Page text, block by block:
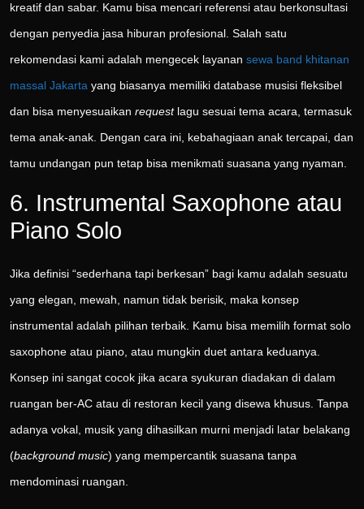
kreatif dan sabar. Kamu bisa mencari referensi atau berkonsultasi
dengan penyedia jasa hiburan profesional. Salah satu
rekomendasi kami adalah mengecek layanan sewa band khitanan
massal Jakarta yang biasanya memiliki database musisi fleksibel
dan bisa menyesuaikan requestlagu sesuai tema acara, termasuk
tema anak-anak. Dengan cara ini, kebahagiaan anak tercapai, dan
tamu undangan pun tetap bisa menikmati suasana yang nyaman.
6. Instrumental Saxophone atau
Piano Solo
Jika definisi “sederhana tapi berkesan” bagi kamu adalah sesuatu
yang elegan, mewah, namun tidak berisik, maka konsep
instrumental adalah pilihan terbaik. Kamu bisa memilih format solo
saxophone atau piano, atau mungkin duet antara keduanya.
Konsep ini sangat cocok jika acara syukuran diadakan di dalam
ruangan ber-AC atau di restoran kecil yang disewa khusus. Tanpa
adanya vokal, musik yang dihasilkan murni menjadi latar belakang
(background music) yang mempercantik suasana tanpa
mendominasi ruangan.